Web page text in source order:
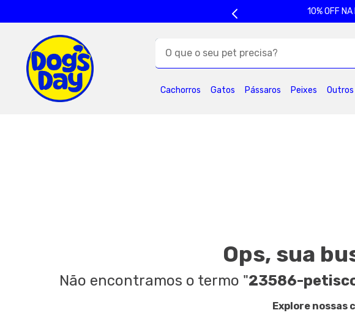
10% OFF NA
O que o seu pet precisa?
Cachorros Gatos Pássaros Peixes
Ops, sua
Não encontramos o termo "23586-
Explore nossas